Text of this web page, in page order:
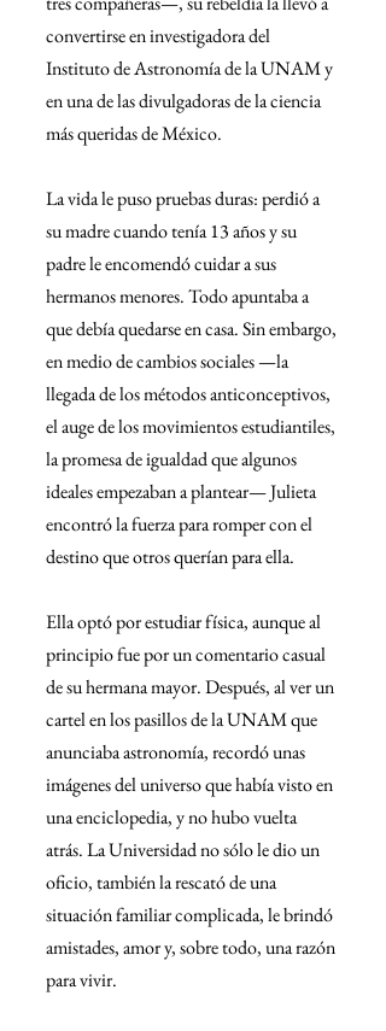
convertirse en investigadora del
Instituto de Astronomía de la UNAM y
en una de las divulgadoras de la ciencia
más queridas de México.
La vida le puso pruebas duras: perdió a
su madre cuando tenía 13 años y su
padre le encomendó cuidar a sus
hermanos menores. Todo apuntaba a
que debía quedarse en casa. Sin embargo,
en medio de cambios sociales —la
llegada de los métodos anticonceptivos,
el auge de los movimientos estudiantiles,
la promesa de igualdad que algunos
ideales empezaban a plantear— Julieta
encontró la fuerza para romper con el
destino que otros querían para ella.
Ella optó por estudiar física, aunque al
principio fue por un comentario casual
de su hermana mayor. Después, al ver un
cartel en los pasillos de la UNAM que
anunciaba astronomía, recordó unas
imágenes del universo que había visto en
una enciclopedia, y no hubo vuelta
atrás. La Universidad no sólo le dio un
oficio, también la rescató de una
situación familiar complicada, le brindó
amistades, amor y, sobre todo, una razón
para vivir.